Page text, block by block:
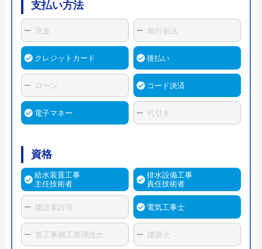
支払い方法
現金 銀行振込
クレジットカード 後払い
ローン コード決済
電子マネー 代引き
資格
給水装置工事
主任技術者
排水設備工事
責任技術者
建設業許可 電気工事士
管工事施工管理技士 建築士